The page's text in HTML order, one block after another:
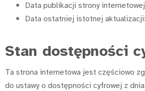
Data publikacji strony
Data ostatniej istotnej aktualizacji:
Stan dostępności
Ta strona internetowa jest częściowo
do ustawy o dostępności cyfrowej z